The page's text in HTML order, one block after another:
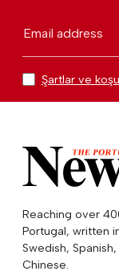
Email address
Şartlar ve
Reaching over
Portugal, written
Swedish,
Chinese.